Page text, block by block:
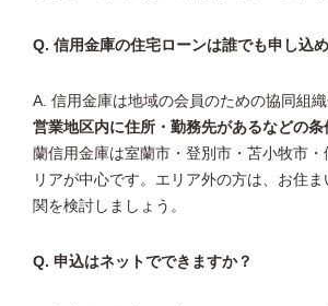
Q. 信用金庫の住宅ローンは誰でも申し込
A. 信用金庫は地域の会員のための協同組織
営業地区内に住所・勤務先があるなどの条
蘭信用金庫は室蘭市・登別市・苫小牧市
リアが中心です。エリア外の方は、お住
関を検討しましょう。
Q. 申込はネットでできますか？